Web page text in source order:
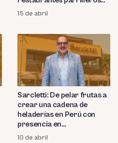
que buscan ser franquicia
15 de abril
Sarcletti: De pelar frutas a
crear una cadena de
heladerías en Perú con
presencia en
Latinoamérica
10 de abril